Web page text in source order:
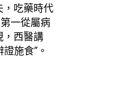
吃藥時代
一從屬病
，西醫講
施食”。